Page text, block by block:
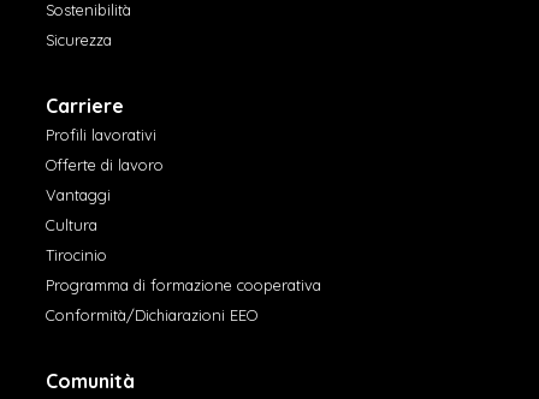
Sostenibilità
Sicurezza
Carriere
Profili lavorativi
Offerte di lavoro
Vantaggi
Cultura
Tirocinio
Programma di formazione cooperativa
Conformità/Dichiarazioni EEO
Comunità